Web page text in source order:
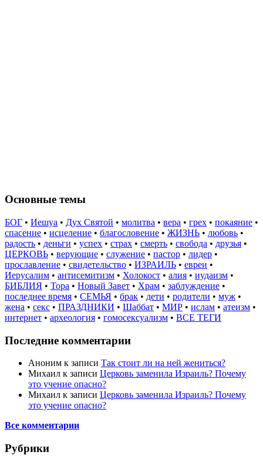
Основные темы
БОГ • Иешуа • Дух Святой • молитва • вера • грех • покаяние •
спасение • исцеление • благословение • ЖИЗНЬ • любовь •
радость • деньги • успех • страх • смерть • свобода • друзья •
ЦЕРКОВЬ • верующие • служение • пастор • лидер •
прославление • свидетельство • ИЗРАИЛЬ • евреи •
Иерусалим • антисемитизм • Холокост • алия • иудаизм •
БИБЛИЯ • Тора • Новый Завет • Храм • заблуждение •
последнее время • СЕМЬЯ • брак • дети • родители • муж •
жена • секс • ПРАЗДНИКИ • Шаббат • МИР • ислам • атеизм •
интернет • археология • гомосексуализм • ВСЕ ТЕГИ
Последние комментарии
Аноним к записи Так стоит ли на ней жениться?
Михаил к записи Церковь заменила Израиль? Почему
это учение опасно?
Михаил к записи Церковь заменила Израиль? Почему
это учение опасно?
Все комментарии
Рубрики